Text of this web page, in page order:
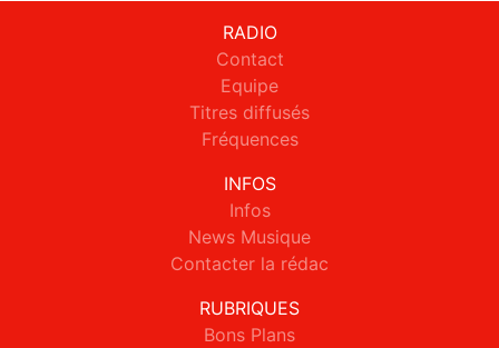
RADIO
Contact
Equipe
Titres diffusés
Fréquences
INFOS
Infos
News Musique
Contacter la rédac
RUBRIQUES
Bons Plans